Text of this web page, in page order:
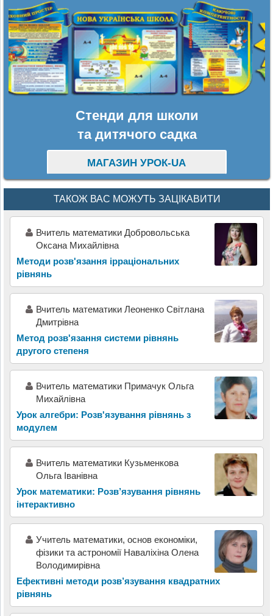
Стенди для школи
та дитячого садка
МАГАЗИН УРОК-UA
ТАКОЖ ВАС МОЖУТЬ ЗАЦІКАВИТИ
Вчитель математики Добровольська
Оксана Михайлівна
Методи розв'язання ірраціональних
рівнянь
Вчитель математики Леоненко Світлана
Дмитрівна
Метод розв'язання системи рівнянь
другого степеня
Вчитель математики Примачук Ольга
Михайлівна
Урок алгебри: Розв'язування рівнянь з
модулем
Вчитель математики Кузьменкова
Ольга Іванівна
Урок математики: Розв’язування рівнянь
інтерактивно
Учитель математики, основ економіки,
фізики та астрономії Наваліхіна Олена
Володимирівна
Ефективні методи розв’язування квадратних
рівнянь